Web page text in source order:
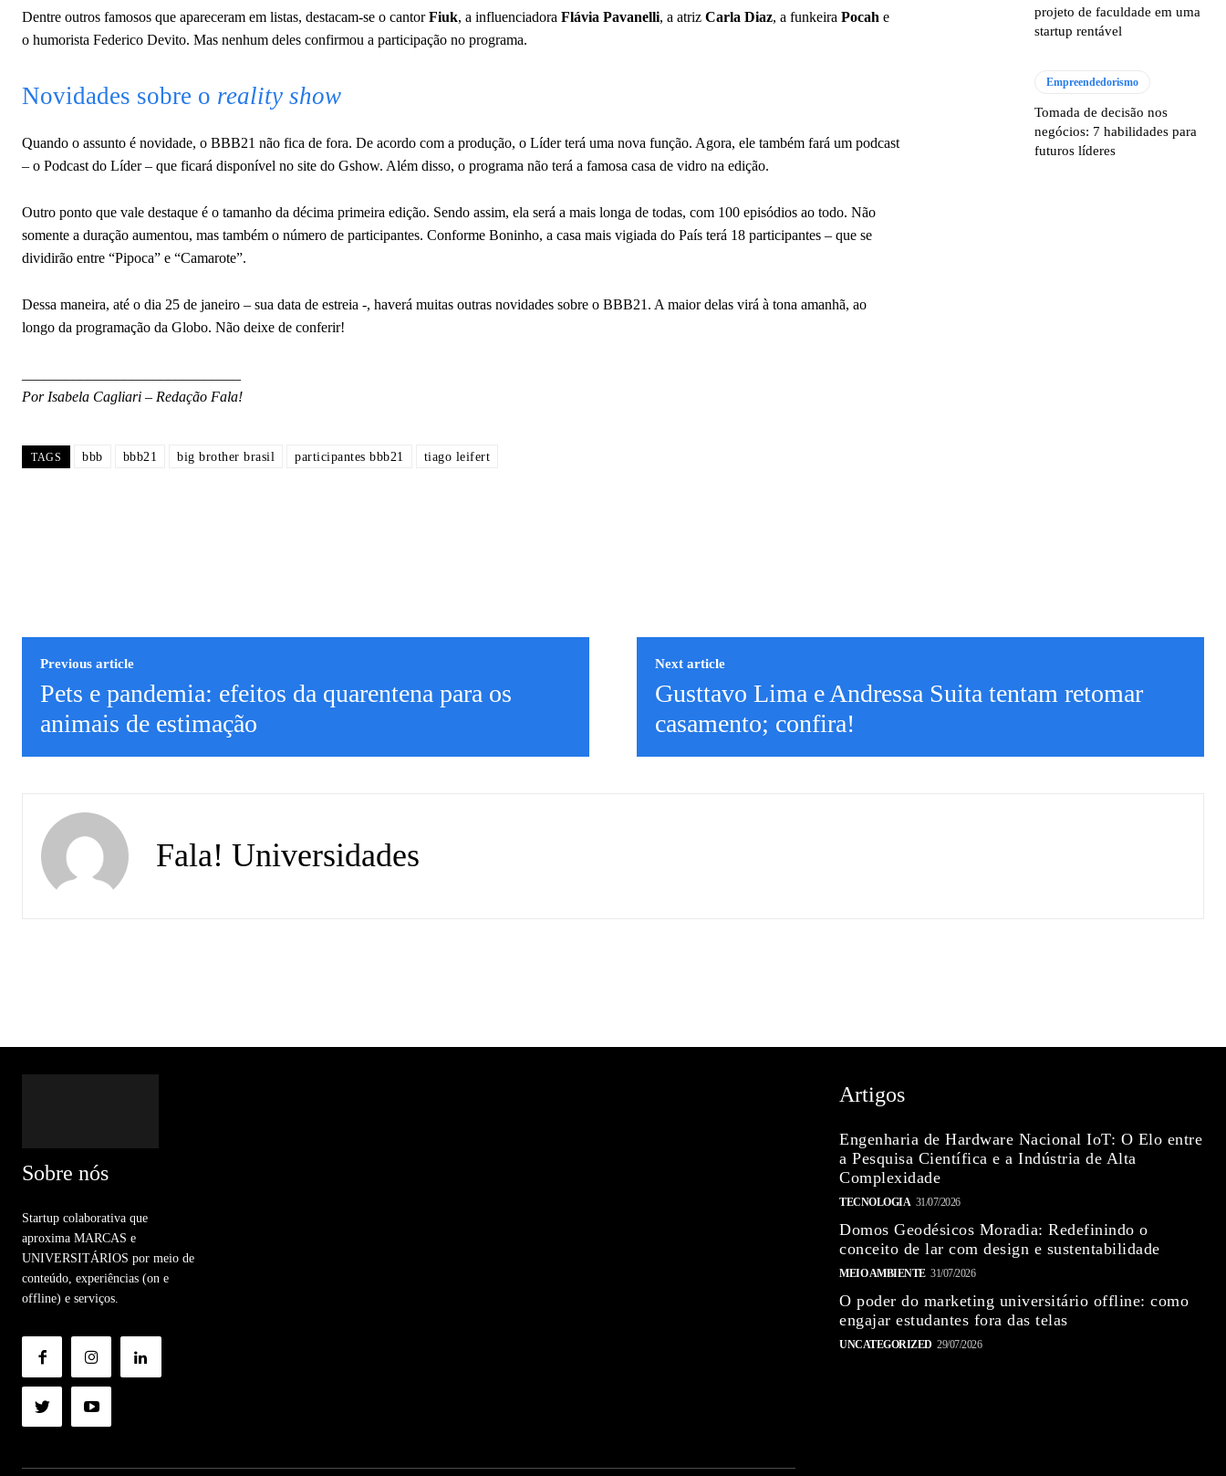
Dentre outros famosos que apareceram em listas, destacam-se o cantorFiuk, a influenciadora Flávia Pavanelli, a atriz Carla Diaz, a funkeira Pocah e
o humorista Federico Devito. Mas nenhum deles confirmou a participação no programa.
Novidades sobre o reality show
Quando o assunto é novidade, o BBB21 não fica de fora. De acordo com a produção, o Líder terá uma nova função. Agora, ele também fará um podcast
– o Podcast do Líder – que ficará disponível no site do Gshow. Além disso, o programa não terá a famosa casa de vidro na edição.
Outro ponto que vale destaque é o tamanho da décima primeira edição. Sendo assim, ela será a mais longa de todas, com 100 episódios ao todo. Não
somente a duração aumentou, mas também o número de participantes. Conforme Boninho, a casa mais vigiada do País terá 18 participantes – que se
dividirão entre “Pipoca” e “Camarote”.
Dessa maneira, até o dia 25 de janeiro – sua data de estreia -, haverá muitas outras novidades sobre o BBB21. A maior delas virá à tona amanhã, ao
longo da programação da Globo. Não deixe de conferir!
Por Isabela Cagliari – Redação Fala!
TAGS bbb bbb21 big brother brasil participantes bbb21 tiago leifert
projeto de faculdade em uma
startup rentável
Empreendedorismo
Tomada de decisão nos
negócios: 7 habilidades para
futuros líderes
Previous article
Pets e pandemia: efeitos da quarentena para os
animais de estimação
Next article
Gusttavo Lima e Andressa Suita tentam retomar
casamento; confira!
Fala! Universidades
Sobre nós
Startup colaborativa que
aproxima MARCAS e
UNIVERSITÁRIOS por meio de
conteúdo, experiências (on e
offline) e serviços.
Artigos
Engenharia de Hardware Nacional IoT: O Elo entre
a Pesquisa Científica e a Indústria de Alta
Complexidade
TECNOLOGIA 31/07/2026
Domos Geodésicos Moradia: Redefinindo o
conceito de lar com design e sustentabilidade
MEIO AMBIENTE 31/07/2026
O poder do marketing universitário offline: como
engajar estudantes fora das telas
UNCATEGORIZED 29/07/2026